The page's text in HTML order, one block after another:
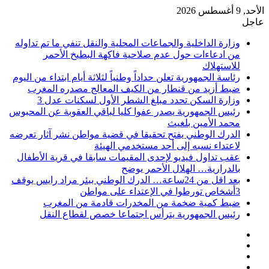
الأحد, 9 أغسطس 2026
عاجل
وزارة الداخلية والجماعات المحلية والنقل تنفي ما تم تداوله
من ادعاءات حول عدم صلاحية فاكهة البطيخ الأحمر
للاستهلاك
رئاسة الجمهورية تعلن حداداً وطنياً لثلاثة أيام ابتداء من اليوم
ضبط أزيد من قنطار من الكيف المعالج مصدره المغرب
وزارة السكن تحدد مبلغ الشطر الأول لسكنات عدل 3
رئيس الجمهورية يصدر عفوا كليا لباقي العقوبة عن المحبوس
محمد الأمين بلغيث
الدرك الوطني يفتح تحقيقا في قضية مواطن نشر آثار تعرضه
لاعتداء نسبه إلى أحد مستخدمي الهيئة
عقب تداول فيديو لإحدى المقيمات سابقا في قرية الأطفال
بالدرارية… الهلال الأحمر يوضح
بعد اقل من 24ساعة… الدرك الوطني ببئر مراد رايس يوقف
3أشخاص تورطوا في الإعتداء على مواطن
ضبط كمية ضخمة من المخدرات قادمة من المغرب
رئيس الجمهورية يترأس اجتماعا خصص لقطاع النقل